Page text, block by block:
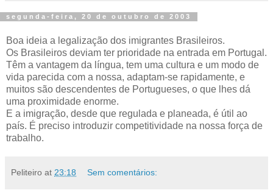
segunda-feira, 20 de outubro de 2003
Boa ideia a legalização dos imigrantes Brasileiros.
Os Brasileiros deviam ter prioridade na entrada em Portugal.
Têm a vantagem da língua, tem uma cultura e um modo de
vida parecida com a nossa, adaptam-se rapidamente, e
muitos são descendentes de Portugueses, o que lhes dá
uma proximidade enorme.
E a imigração, desde que regulada e planeada, é útil ao
país. É preciso introduzir competitividade na nossa força de
trabalho.
Peliteiro at 23:18 Sem comentários: